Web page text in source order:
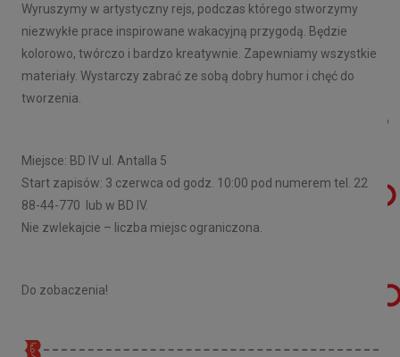
Wyruszymy w artystyczny rejs, podczas którego stworzymy
niezwykłe prace inspirowane wakacyjną przygodą. Będzie
kolorowo, twórczo i bardzo kreatywnie. Zapewniamy wszystkie
materiały. Wystarczy zabrać ze sobą dobry humor i chęć do
tworzenia.
Miejsce: BD IV ul. Antalla 5
Start zapisów: 3 czerwca od godz. 10:00 pod numerem tel. 22
88-44-770 lub w BD IV.
Nie zwlekajcie – liczba miejsc ograniczona.
Do zobaczenia!